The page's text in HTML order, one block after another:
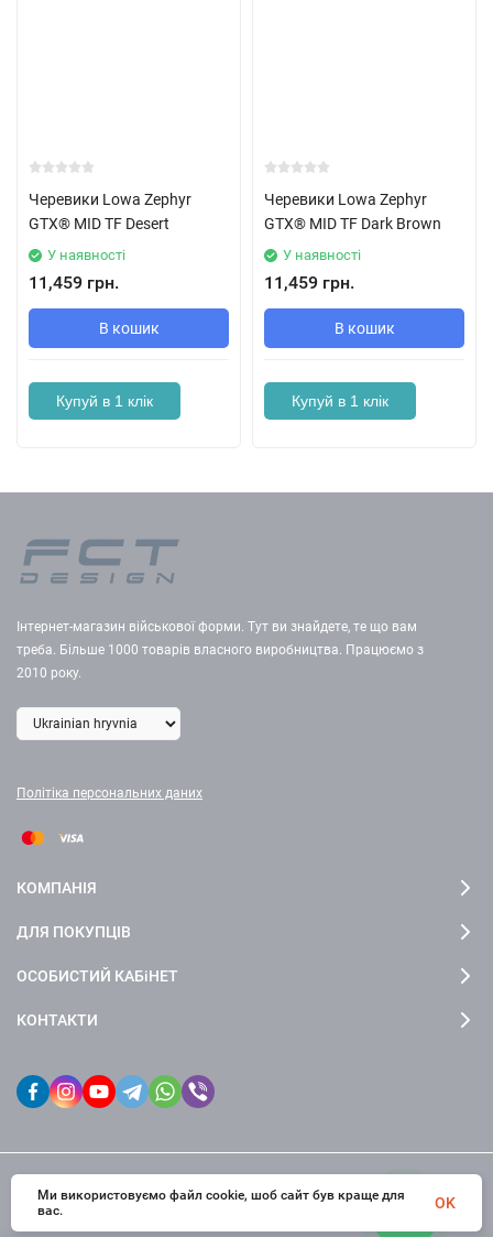
Черевики Lowa Zephyr
GTX® MID TF Desert
У наявності
11,459 грн.
В кошик
Купуй в 1 клік
Черевики Lowa Zephyr
GTX® MID TF Dark Brown
У наявності
11,459 грн.
В кошик
Купуй в 1 клік
Інтернет-магазин військової форми. Тут ви знайдете, те що вам
треба. Більше 1000 товарів власного виробництва. Працюємо з
2010 року.
Політіка персональних даних
КОМПАНІЯ
ДЛЯ ПОКУПЦІВ
ОСОБИСТИЙ КАБіНЕТ
КОНТАКТИ
© 2026 fctdesign. Всі права захищені
Ми використовуємо файл cookie, шоб сайт був краще для
вас.
OK